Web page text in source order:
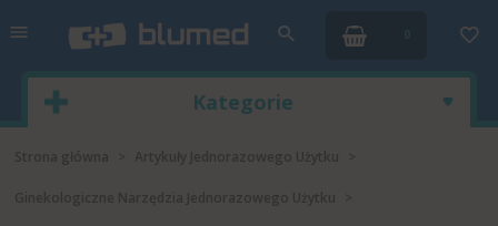
Kategorie